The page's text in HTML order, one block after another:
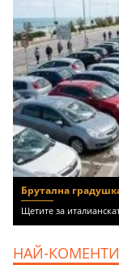
Брутална
Щетите за
НАЙ-